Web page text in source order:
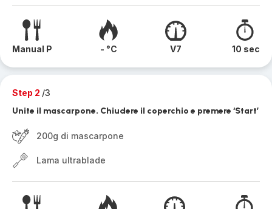
Manual P - °C V7 10 sec
Step 2 /3
Unite il mascarpone. Chiudere il coperchio e premere ‘Start’
200g di mascarpone
Lama ultrablade